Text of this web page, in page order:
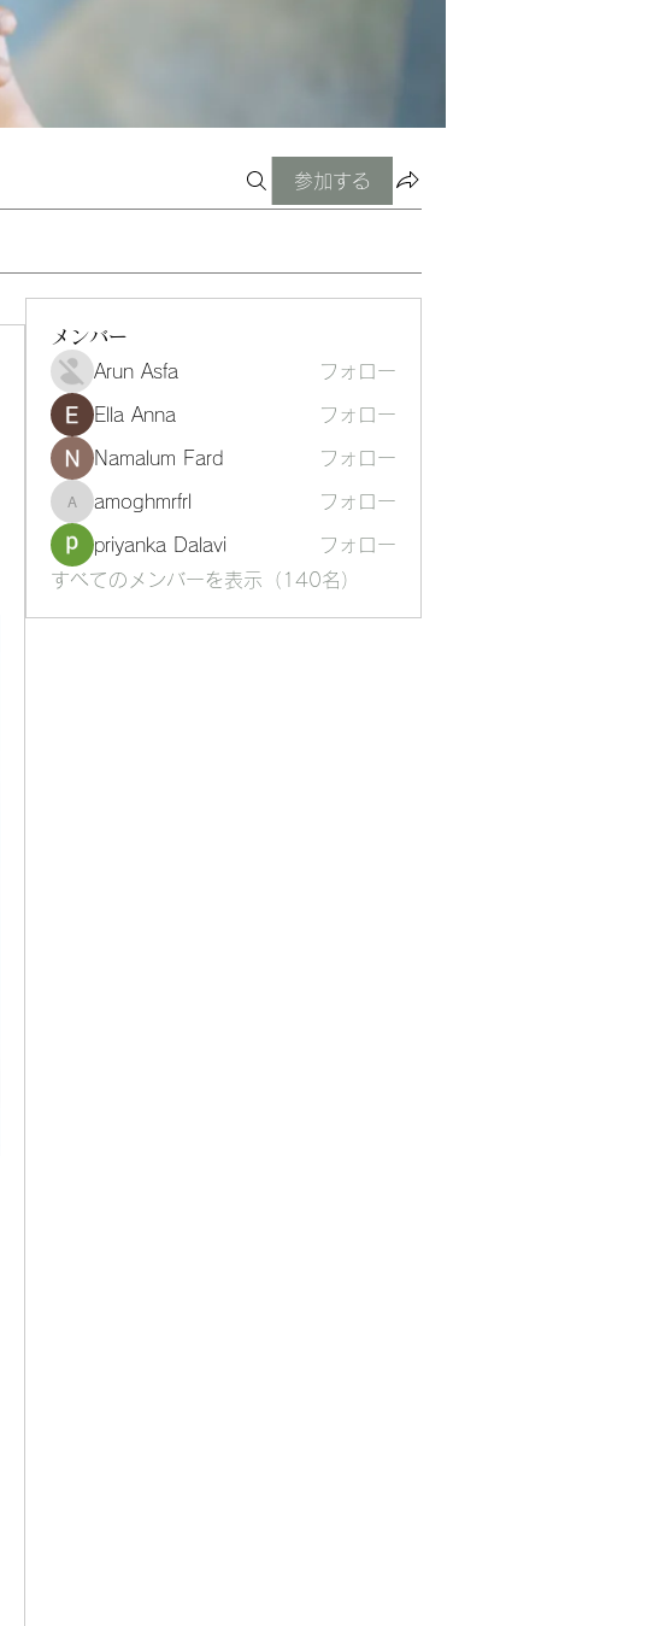
参加する
メンバー
Arun Asfa
フォロー
Ella Anna フォロー
Namalum Fard フォロー
amoghmrfrl
amoghmrfrl フォロー
priyanka Dalavi
フォロー
すべてのメンバーを表示（140名）